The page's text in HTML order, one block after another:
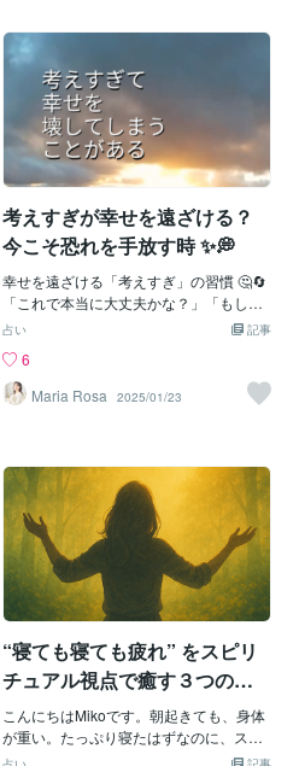
考えすぎが幸せを遠ざける？
今こそ恐れを手放す時 ✨💭
幸せを遠ざける「考えすぎ」の習慣 🤔🔄
「これで本当に大丈夫かな？」「もし失
敗したらどうしよう…」そんな不安や恐
せんか？🌀💦私たちは、未来の心配や過
去の後悔にとらわれることで、せっかく
目の前にある幸せに気づけなくなってし
むしろ、物事を深く考えられるのは素晴
らしい力です💡🌟。でも、その力を使い
すぎると、結果として「今」を楽しむこ
とが難しくなることも…。深呼吸して、
自分を取り戻そう 🌬️💖そんなときは、ま
ず深呼吸をしてみてください🍃✨。吸い
込むときに新しいエネルギーを感じて、
吐き出すときに不安や恐れをそっと手放
すイメージをしてみましょう🌟💨。心が
少し軽くなったら、次にこんな言葉を心
の中でつぶやいてみてください。「信じ
たいことを信じる。」 💫🕊️たったこれだ
けの言葉で、物事が少しずつ良い方向に
進む感覚を得られるかもしれません✨
記事
占い
6
Maria Rosa
2025/01/23
“寝ても寝ても疲れ” をスピリ
チュアル視点で癒す３つの方
法
こんにちはMikoです。朝起きても、身体
が重い。たっぷり寝たはずなのに、スッ
キリしない。そんな日々が続くと、「自